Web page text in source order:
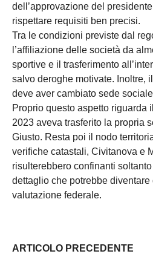
dell’approvazione del
rispettare requisiti ben precisi.
Tra le condizioni previste dal
l’affiliazione delle società da
sportive e il trasferimento
salvo deroghe motivate. Inoltre,
deve aver cambiato sede
Proprio questo aspetto riguarda
2023 aveva trasferito la propria
Giusto. Resta poi il nodo
verifiche catastali, Civitanova e
risulterebbero confinanti
dettaglio che potrebbe
valutazione federale.
ARTICOLO PRECEDENTE